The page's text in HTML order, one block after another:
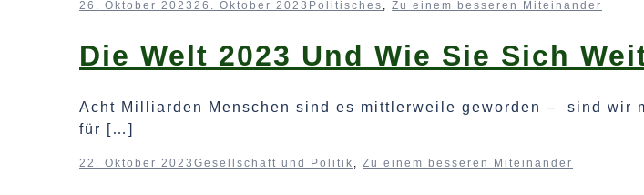
26. Oktober 2023 26. Oktober 2023 Politisches , Zu einem besseren Miteinander
Die Welt 2023 Und Wie Sie Sich
Acht Milliarden Menschen sind es mittlerweile geworden – sind
für […]
22. Oktober 2023 Gesellschaft und Politik , Zu einem besseren Miteinander